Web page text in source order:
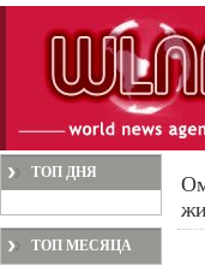
ТОП ДНЯ
ТОП МЕСЯЦА